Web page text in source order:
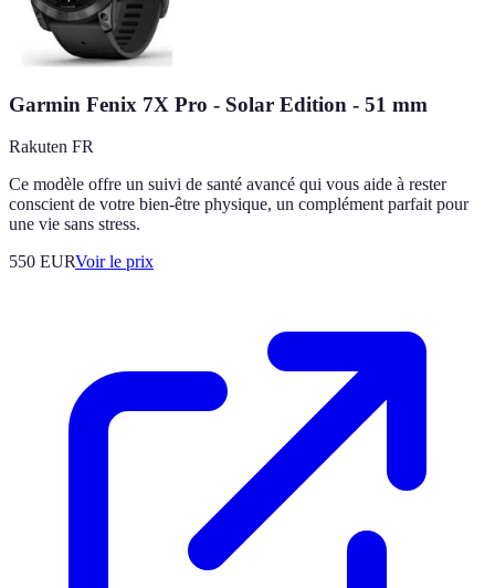
Garmin Fenix 7X Pro - Solar Edition - 51 mm
Rakuten FR
Ce modèle offre un suivi de santé avancé qui vous aide à rester
conscient de votre bien-être physique, un complément parfait pour
une vie sans stress.
550 EURVoir le prix